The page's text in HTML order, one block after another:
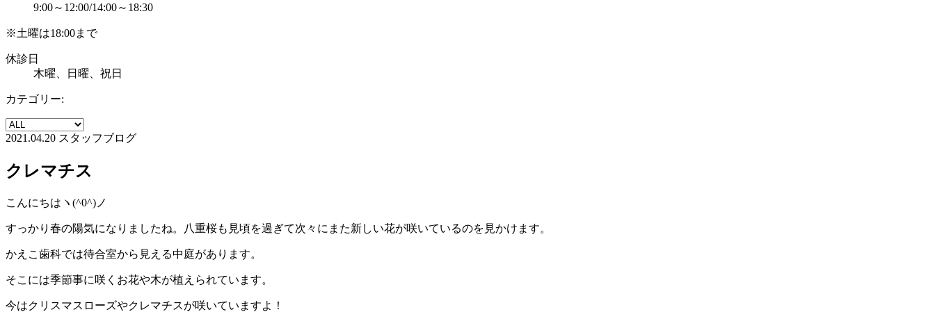
9:00～12:00/14:00～18:30
※土曜は18:00まで
休診日
木曜、日曜、祝日
カテゴリー:
2021.04.20 スタッフブログ
クレマチス
こんにちはヽ(^0^)ノ
すっかり春の陽気になりましたね。八重桜も見頃を過ぎて次々にまた新しい花が咲いているのを見かけます。
かえこ歯科では待合室から見える中庭があります。
そこには季節事に咲くお花や木が植えられています。
今はクリスマスローズやクレマチスが咲いていますよ！